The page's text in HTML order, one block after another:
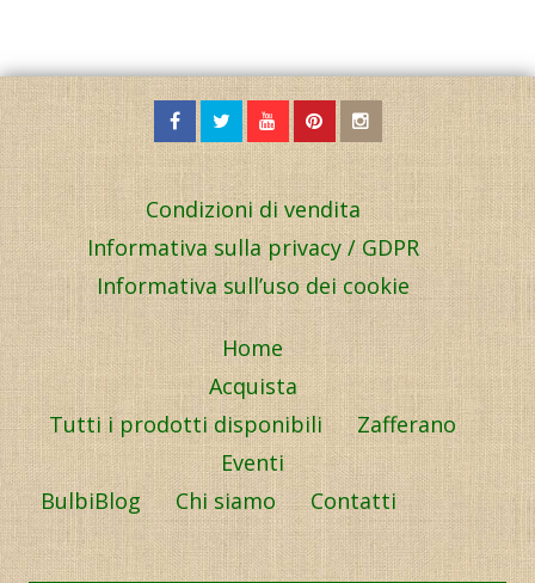
Condizioni di vendita
Informativa sulla privacy / GDPR
Informativa sull’uso dei cookie
Home
Acquista
Tutti i prodotti disponibili
Zafferano
Eventi
BulbiBlog
Chi siamo Contatti